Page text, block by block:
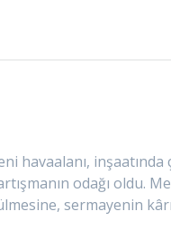
havaalanı, inşaatında
odağı oldu.
sermayenin